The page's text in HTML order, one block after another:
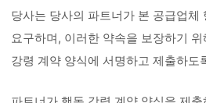
당사는 당사의 파트너가 본 공급업체
요구하며, 이러한 약속을 보장하기
강령 계약 양식에 서명하고 제출하도